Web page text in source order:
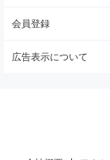
会員登録
広告表示について